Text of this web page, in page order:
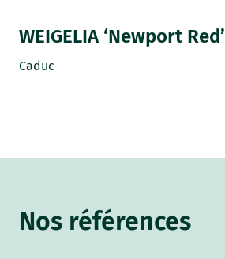
WEIGELIA ‘Newport Red’
Caduc
Nos références